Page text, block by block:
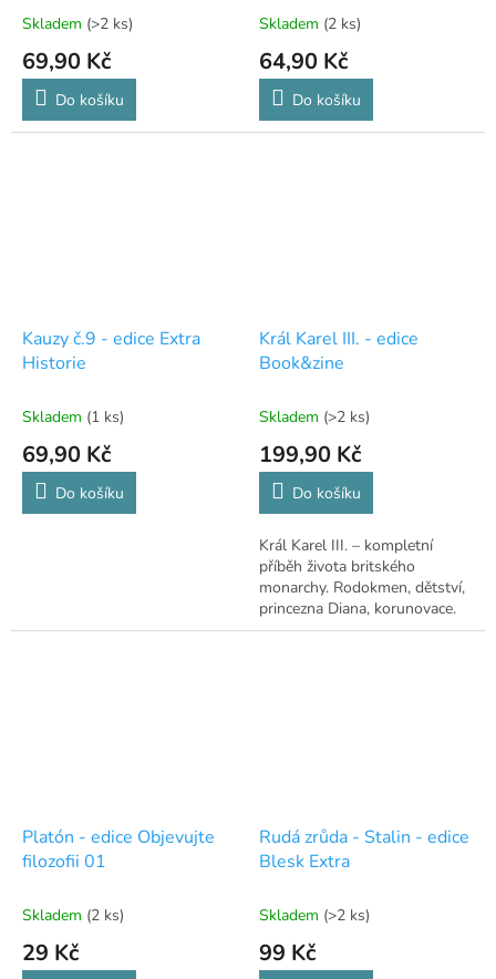
Skladem (>2 ks)
69,90 Kč
Do košíku
Skladem (2 ks)
64,90 Kč
Do košíku
Kauzy č.9 - edice Extra
Historie
Skladem (1 ks)
69,90 Kč
Do košíku
Král Karel III. - edice
Book&zine
Skladem (>2 ks)
199,90 Kč
Do košíku
Král Karel III. – kompletní
příběh života britského
monarchy. Rodokmen, dětství,
princezna Diana, korunovace.
Platón - edice Objevujte
filozofii 01
Skladem (2 ks)
29 Kč
Rudá zrůda - Stalin - edice
Blesk Extra
Skladem (>2 ks)
99 Kč